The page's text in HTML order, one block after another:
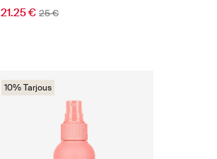
21.25 € 25 €
10% Tarjous